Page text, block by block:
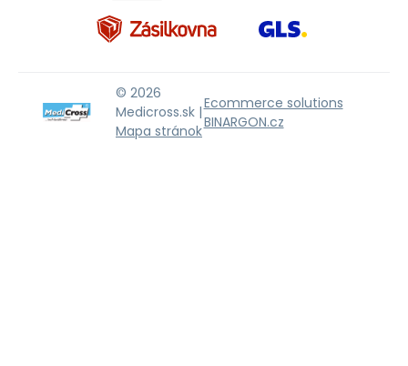
© 2026
Medicross.sk |
Mapa stránok
Ecommerce solutions
BINARGON.cz